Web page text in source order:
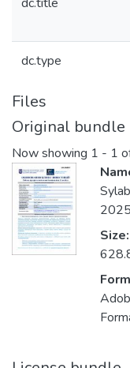
dc.type
Files
Original bundle
Now showing 1 - 1
Size: